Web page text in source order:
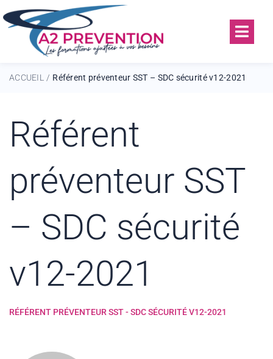
ACCUEIL / Référent préventeur SST – SDC sécurité v12-2021
Référent
préventeur SST
– SDC sécurité
v12-2021
RÉFÉRENT PRÉVENTEUR SST - SDC SÉCURITÉ V12-2021